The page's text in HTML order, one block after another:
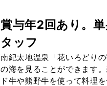
賞与年2回あり。
タッフ
南紀太地温泉「花いろどり
の海を見ることができます
ド牛や熊野牛を使って料理